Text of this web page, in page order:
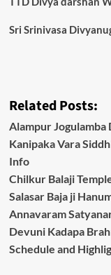
Sri Srinivasa
Related Posts:
Alampur
Kanipaka Vara
Info
Chilkur Balaji
Salasar Baja ji
Annavaram
Devuni Kadapa
Schedule and